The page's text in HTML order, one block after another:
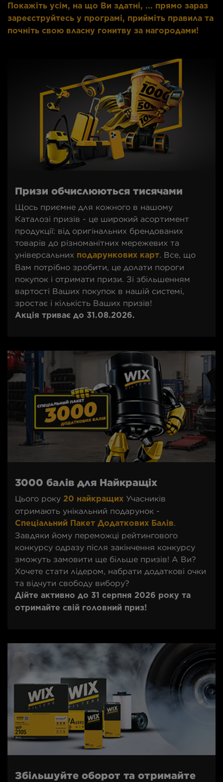
Покажіть усім, на що Ви здатні, ... прямо зараз
зареєструйтесь у програмі, прийміть правила та
почніть свою власну гонитву за нагородами!
Призи обчислюються тисячами
Щось приємне для кожного в нашому
Каталозі призів - це широкий асортимент
продукції: від оригінальних брендованих
товарів до різноманітних мережевих та
універсальних подарункових карт. Все, що
Вам потрібно зробити, це долати пороги
покупок і отримати призи. Зі збільшенням
вартості Ваших покупок в нашій системі,
зростає і кількість Ваших призів!
Акція триває до 31.08.2026.
3000 балів для Найкращіх
Цього року 20 найкращих Учасників
отримають унікальний подарунок -
Спеціальний Пакет Додаткових Балів.
Завдяки йому переможці рейтингового
конкурсу одразу після закінчення конкурсу
зможуть замовити ще більше призів! А Ви?
Хочете стати лідером, набрати додаткові очки
та відчути свободу вибору?
Дійте активно до 31 серпня 2026 року та
отримайте свій головний приз!
Збільшуйте оборот та отримайте